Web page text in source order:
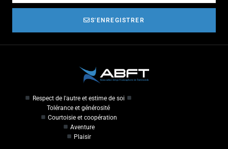
S'ENREGISTRER
Respect de l'autre et estime de soi
Tolérance et générosité
Courtoisie et coopération
Aventure
Plaisir